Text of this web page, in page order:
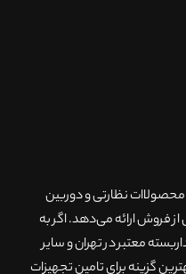
فروش محصولاات نظارتی و دوربین
فروش ارائه می‌دهد. اگر به
معتبر در تهران و سایر
گزینه برای تامین تجهیزات